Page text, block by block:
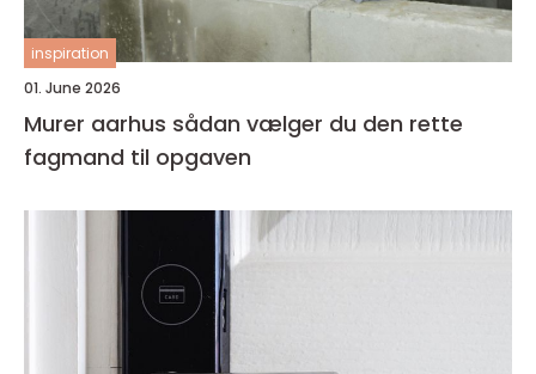
inspiration
01. June 2026
Murer aarhus sådan vælger du den rette
fagmand til opgaven